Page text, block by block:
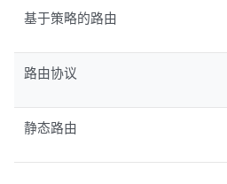
基于策略的路由
路由协议
静态路由